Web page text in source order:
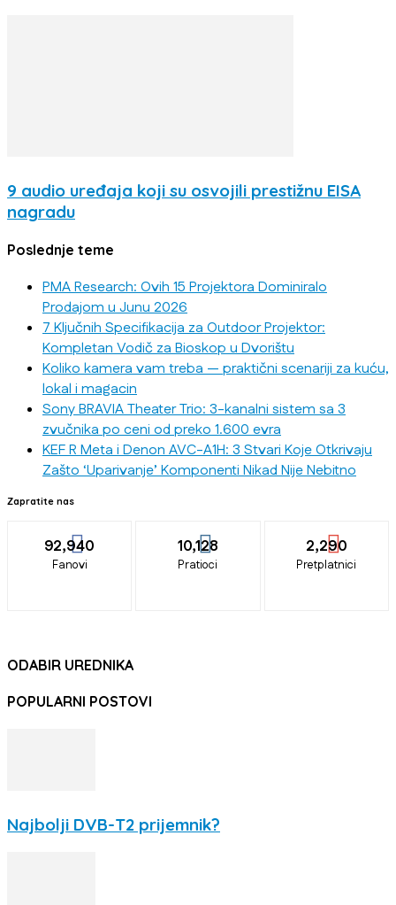
9 audio uređaja koji su osvojili prestižnu EISA
nagradu
Poslednje teme
PMA Research: Ovih 15 Projektora Dominiralo
Prodajom u Junu 2026
7 Ključnih Specifikacija za Outdoor Projektor:
Kompletan Vodič za Bioskop u Dvorištu
Koliko kamera vam treba — praktični scenariji za kuću,
lokal i magacin
Sony BRAVIA Theater Trio: 3-kanalni sistem sa 3
zvučnika po ceni od preko 1.600 evra
KEF R Meta i Denon AVC-A1H: 3 Stvari Koje Otkrivaju
Zašto ‘Uparivanje’ Komponenti Nikad Nije Nebitno
Zapratite nas
92,940
Fanovi
10,128
Pratioci
2,290
Pretplatnici
ODABIR UREDNIKA
POPULARNI POSTOVI
Najbolji DVB-T2 prijemnik?